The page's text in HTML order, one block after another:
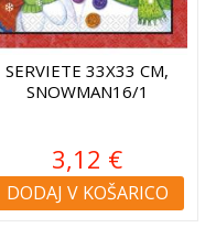
SERVIETE 33X33 CM,
SNOWMAN16/1
3,12 €
DODAJ V KOŠARICO